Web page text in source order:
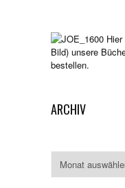
Bild) unsere
bestellen.
ARCHIV